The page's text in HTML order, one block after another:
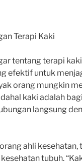
Terapi Kaki
tentang terapi
efektif untuk
orang mungkin
kaki adalah
langsung
ahli kesehatan,
tubuh.